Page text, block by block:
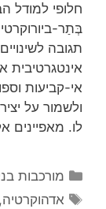
חלופי למודל
בְּתַר-
תגובה
אינטגרטיבית
אי-קביעות
ולשמור על
לו.
קטגוריות
מורכבות
תגיות
אדהוקרטיה